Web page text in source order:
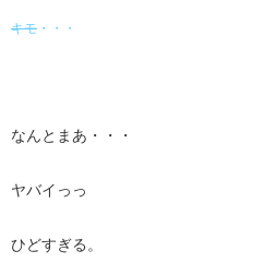
キモ ・・・
なんとまあ・・・
ヤバイっっ
ひどすぎる。